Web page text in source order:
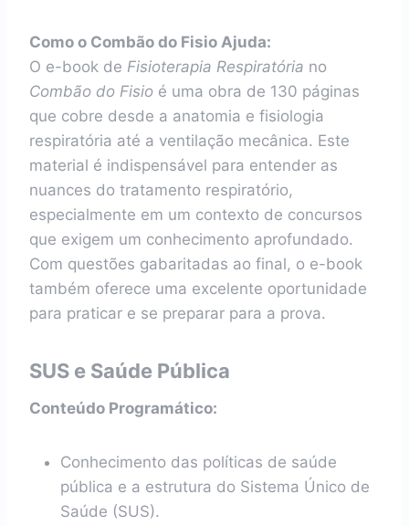
Como o Combão do Fisio Ajuda:
O e-book de Fisioterapia Respiratória no
Combão do Fisio é uma obra de 130 páginas
que cobre desde a anatomia e fisiologia
respiratória até a ventilação mecânica. Este
material é indispensável para entender as
nuances do tratamento respiratório,
especialmente em um contexto de concursos
que exigem um conhecimento aprofundado.
Com questões gabaritadas ao final, o e-book
também oferece uma excelente oportunidade
para praticar e se preparar para a prova.
SUS e Saúde Pública
Conteúdo Programático:
Conhecimento das políticas de saúde
pública e a estrutura do Sistema Único de
Saúde (SUS).